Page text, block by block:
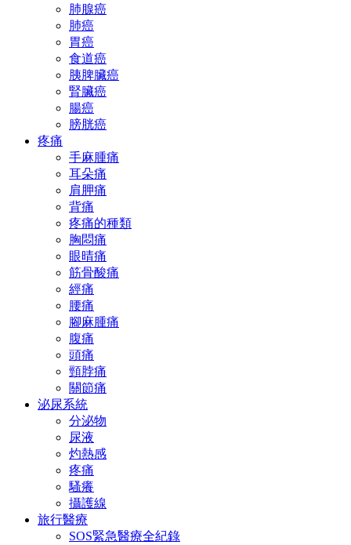
肺腺癌
肺癌
胃癌
食道癌
胰脾臟癌
腎臟癌
腸癌
膀胱癌
疼痛
手麻腫痛
耳朵痛
肩胛痛
背痛
疼痛的種類
胸悶痛
眼晴痛
筋骨酸痛
經痛
腰痛
腳麻腫痛
腹痛
頭痛
頸脖痛
關節痛
泌尿系統
分泌物
尿液
灼熱感
疼痛
騷癢
攝護線
旅行醫療
SOS緊急醫療全紀錄